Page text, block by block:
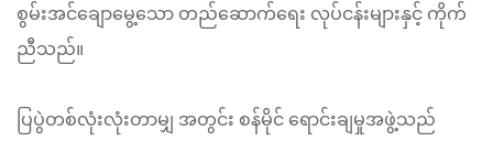
စွမ်းအင်ချောမွေ့သော တည်ဆောက်ရေး လုပ်ငန်းများနှင့် ကိုက်
ညီသည်။
ပြပွဲတစ်လုံးလုံးတာမျှ အတွင်း စန်မိုင် ရောင်းချမှုအဖွဲ့သည်